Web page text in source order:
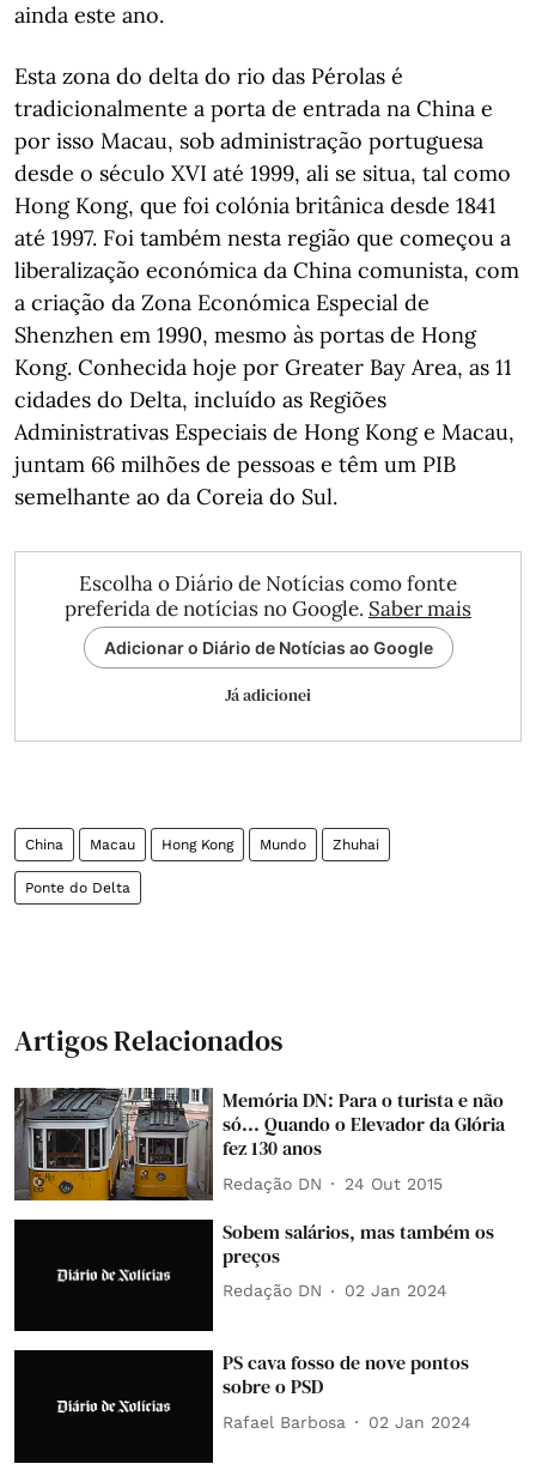
ainda este ano.
Esta zona do delta do rio das Pérolas é
tradicionalmente a porta de entrada na China e
por isso Macau, sob administração portuguesa
desde o século XVI até 1999, ali se situa, tal como
Hong Kong, que foi colónia britânica desde 1841
até 1997. Foi também nesta região que começou a
liberalização económica da China comunista, com
a criação da Zona Económica Especial de
Shenzhen em 1990, mesmo às portas de Hong
Kong. Conhecida hoje por Greater Bay Area, as 11
cidades do Delta, incluído as Regiões
Administrativas Especiais de Hong Kong e Macau,
juntam 66 milhões de pessoas e têm um PIB
semelhante ao da Coreia do Sul.
Escolha o Diário de Notícias como fonte
preferida de notícias no Google. Saber mais
Adicionar o Diário de Notícias ao Google
Já adicionei
China Macau Hong Kong Mundo Zhuhai
Ponte do Delta
Artigos Relacionados
Memória DN: Para o turista e não
só... Quando o Elevador da Glória
fez 130 anos
Redação DN 24 Out 2015
Sobem salários, mas também os
preços
Redação DN 02 Jan 2024
PS cava fosso de nove pontos
sobre o PSD
Rafael Barbosa 02 Jan 2024